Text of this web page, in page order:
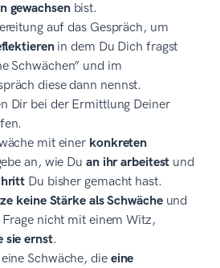
gewachsenbist.
auf das Gespräch, um
in dem Du Dich fragst
Schwächen” und im
diese dann nennst.
Dir bei der Ermittlung Deiner
mit einer konkreten
an, wie Du an ihr arbeitest und
Du bisher gemacht hast.
keine Stärke als Schwächeund
nicht mit einem Witz,
sie ernst.
Schwäche, die eine